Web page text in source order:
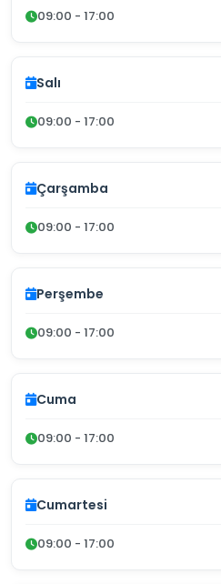
09:00 - 17:00
Salı
09:00 - 17:00
Çarşamba
09:00 - 17:00
Perşembe
09:00 - 17:00
Cuma
09:00 - 17:00
Cumartesi
09:00 - 17:00